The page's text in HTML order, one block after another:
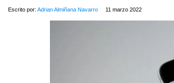
Escrito por: Adrian Almiñana Navarro 11 marzo 2022